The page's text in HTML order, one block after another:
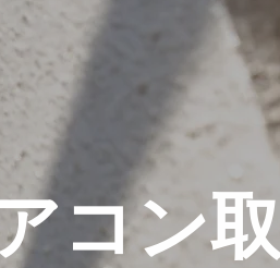
CONCEPT
コン取